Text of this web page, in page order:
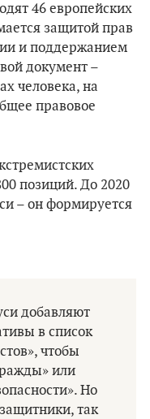
46 европейских
защитой прав
и поддержанием
документ –
человека, на
правовое
позиций. До 2020
– он формируется
добавляют
в список
чтобы
или
Но
так